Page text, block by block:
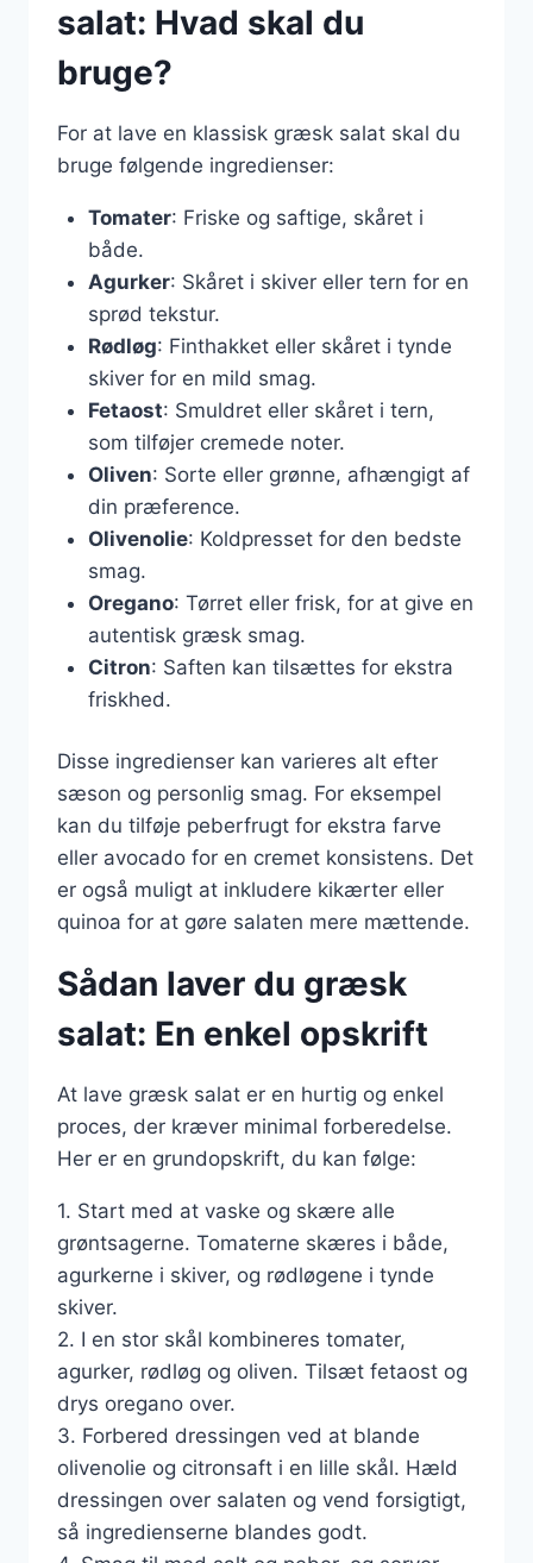
salat: Hvad skal du
bruge?
For at lave en klassisk græsk salat skal du
bruge følgende ingredienser:
Tomater: Friske og saftige, skåret i
både.
Agurker: Skåret i skiver eller tern for en
sprød tekstur.
Rødløg: Finthakket eller skåret i tynde
skiver for en mild smag.
Fetaost: Smuldret eller skåret i tern,
som tilføjer cremede noter.
Oliven: Sorte eller grønne, afhængigt af
din præference.
Olivenolie: Koldpresset for den bedste
smag.
Oregano: Tørret eller frisk, for at give en
autentisk græsk smag.
Citron: Saften kan tilsættes for ekstra
friskhed.
Disse ingredienser kan varieres alt efter
sæson og personlig smag. For eksempel
kan du tilføje peberfrugt for ekstra farve
eller avocado for en cremet konsistens. Det
er også muligt at inkludere kikærter eller
quinoa for at gøre salaten mere mættende.
Sådan laver du græsk
salat: En enkel opskrift
At lave græsk salat er en hurtig og enkel
proces, der kræver minimal forberedelse.
Her er en grundopskrift, du kan følge:
1. Start med at vaske og skære alle
grøntsagerne. Tomaterne skæres i både,
agurkerne i skiver, og rødløgene i tynde
skiver.
2. I en stor skål kombineres tomater,
agurker, rødløg og oliven. Tilsæt fetaost og
drys oregano over.
3. Forbered dressingen ved at blande
olivenolie og citronsaft i en lille skål. Hæld
dressingen over salaten og vend forsigtigt,
så ingredienserne blandes godt.